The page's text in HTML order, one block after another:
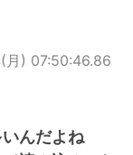
) 07:50:46.86
んだよね